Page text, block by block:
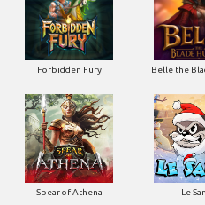
Forbidden Fury Belle the
Spear of Athena Le